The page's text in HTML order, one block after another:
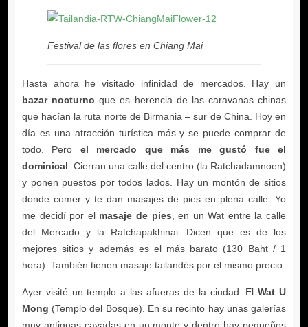
Festival de las flores en Chiang Mai
bazar nocturno
el mercado que más me gustó fue el
dominical
masaje de pies
Wat U
Mong